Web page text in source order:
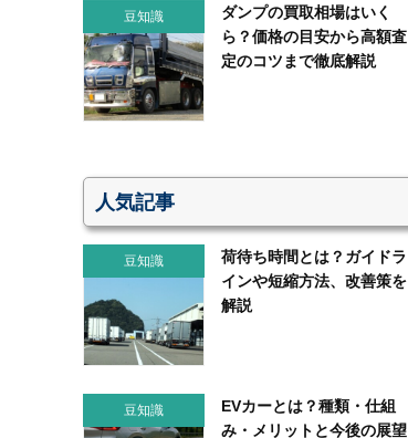
豆知識
ダンプの買取相場はいく
ら？価格の目安から高額査
定のコツまで徹底解説
人気記事
豆知識
荷待ち時間とは？ガイドラ
インや短縮方法、改善策を
解説
豆知識
EVカーとは？種類・仕組
み・メリットと今後の展望